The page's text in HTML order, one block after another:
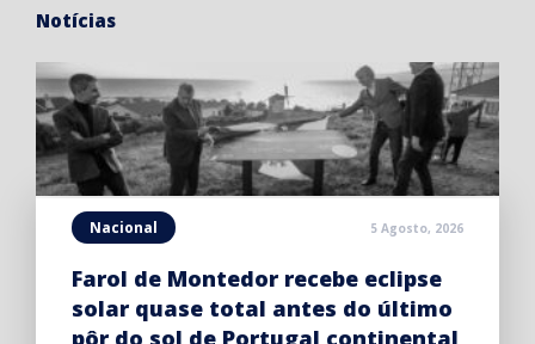
Notícias
Nacional 5 Agosto, 2026
Farol de Montedor recebe eclipse
solar quase total antes do último